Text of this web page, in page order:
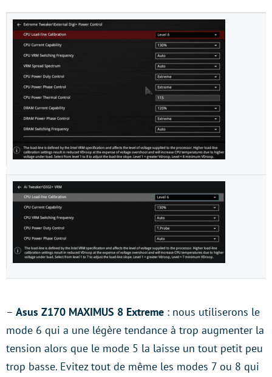
– Asus Z170 MAXIMUS 8 Extreme : nous utiliserons le
mode 6 qui a une légère tendance à trop augmenter la
tension alors que le mode 5 la laisse un tout petit peu
trop basse. Evitez tout de même les modes 7 ou 8 qui